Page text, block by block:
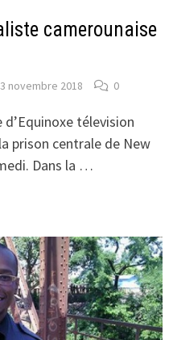
camerounaise
novembre 2018 0
télevision
prison centrale de New
Dans la …